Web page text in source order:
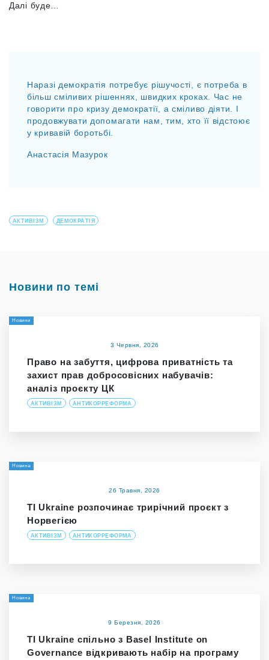
Далі буде…
Наразі демократія потребує рішучості, є потреба в
більш сміливих рішеннях, швидких кроках. Час не
говорити про кризу демократії, а сміливо діяти. І
продовжувати допомагати нам, тим, хто її відстоює
у кривавій боротьбі.
Анастасія Мазурок
АКТИВІЗМ ДЕМОКРАТІЯ
Новини по темі
Новини
3 Червня, 2026
Право на забуття, цифрова приватність та
захист прав добросовісних набувачів:
аналіз проєкту ЦК
АКТИВІЗМ АНТИКОРРЕФОРМА
Новина
26 Травня, 2026
TI Ukraine розпочинає трирічний проєкт з
Норвегією
АКТИВІЗМ АНТИКОРРЕФОРМА
Новина
9 Березня, 2026
TI Ukraine спільно з Basel Institute on
Governance відкривають набір на програму